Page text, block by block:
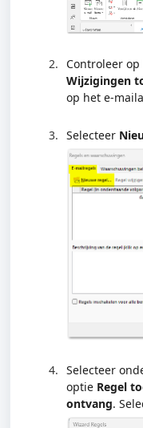
Controleer
Wijzigingen
op het e-
Selecteer
Selecteer
optie Regel
ontvang.